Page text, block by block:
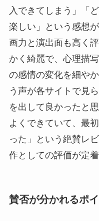
入できてしまう」「
楽しい」という感想
画力と演出面も高く
かく綺麗で、心理描
の感情の変化を細や
う声が各サイトで見
を出して良かったと
よくできていて、最
った」という絶賛レ
作としての評価が定着
賛否が分かれるポ